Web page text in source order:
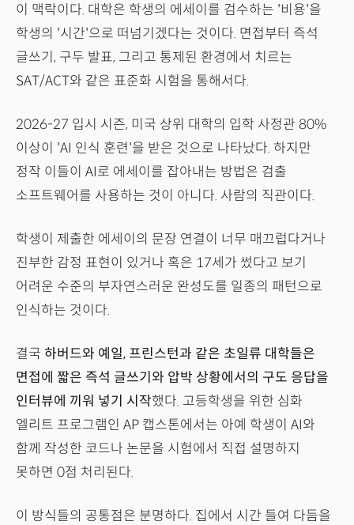
이 맥락이다. 대학은 학생의 에세이를 검수하는 '비용'을
학생의 '시간'으로 떠넘기겠다는 것이다. 면접부터 즉석
글쓰기, 구두 발표, 그리고 통제된 환경에서 치르는
SAT/ACT와 같은 표준화 시험을 통해서다.
2026-27 입시 시즌, 미국 상위 대학의 입학 사정관 80%
이상이 'AI 인식 훈련'을 받은 것으로 나타났다. 하지만
정작 이들이 AI로 에세이를 잡아내는 방법은 검출
소프트웨어를 사용하는 것이 아니다. 사람의 직관이다.
학생이 제출한 에세이의 문장 연결이 너무 매끄럽다거나
진부한 감정 표현이 있거나 혹은 17세가 썼다고 보기
어려운 수준의 부자연스러운 완성도를 일종의 패턴으로
인식하는 것이다.
결국 하버드와 예일, 프린스턴과 같은 초일류 대학들은
면접에 짧은 즉석 글쓰기와 압박 상황에서의 구도 응답을
인터뷰에 끼워 넣기 시작했다. 고등학생을 위한 심화
엘리트 프로그램인 AP 캡스톤에서는 아예 학생이 AI와
함께 작성한 코드나 논문을 시험에서 직접 설명하지
못하면 0점 처리된다.
이 방식들의 공통점은 분명하다. 집에서 시간 들여 다듬을